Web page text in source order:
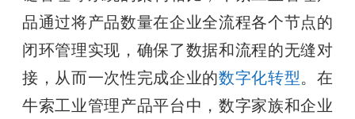
品通过将产品数量在企业全流程各个节点的
闭环管理实现，确保了数据和流程的无缝对
接，从而一次性完成企业的数字化转型。在
牛索工业管理产品平台中，数字家族和企业